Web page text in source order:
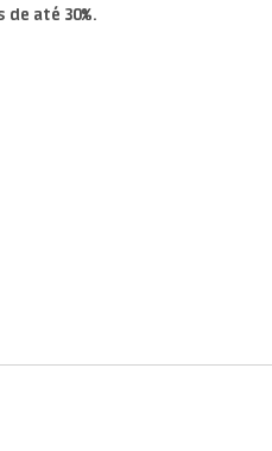
até 30%.